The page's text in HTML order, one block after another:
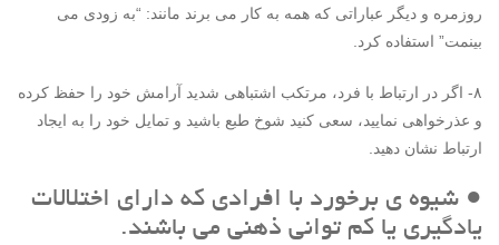
روزمره و دیگر عباراتی که همه به کار می برند مانند: “به زودی می
بینمت” استفاده کرد.
۸- اگر در ارتباط با فرد، مرتکب اشتباهی شدید آرامش خود را حفظ کرده
و عذرخواهی نمایید، سعی کنید شوخ طبع باشید و تمایل خود را به ایجاد
ارتباط نشان دهید.
● شیوه ی برخورد با افرادی که دارای اختلالات
یادگیری یا کم توانی ذهنی می باشند.